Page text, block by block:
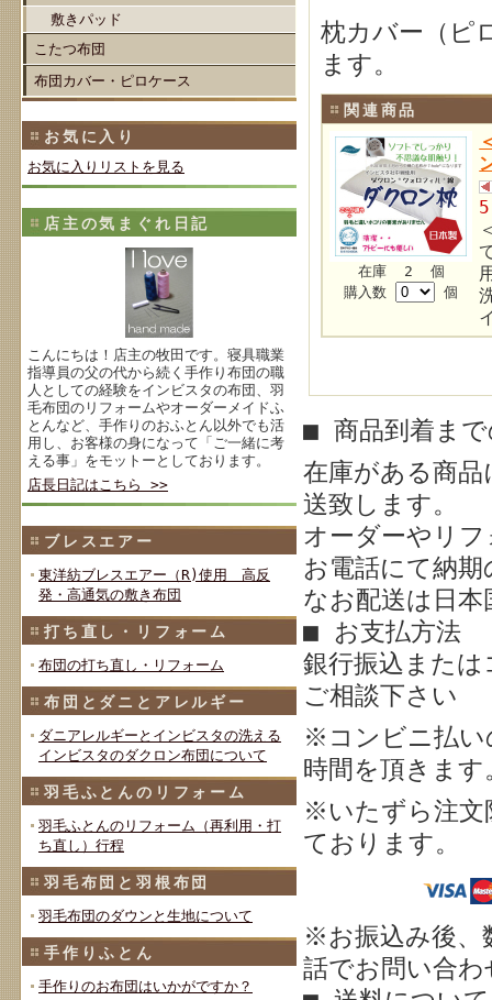
敷きパッド
こたつ布団
布団カバー・ピロケース
お気に入り
お気に入りリストを見る
店主の気まぐれ日記
こんにちは！店主の牧田です。寝具職業
指導員の父の代から続く手作り布団の職
人としての経験をインビスタの布団、羽
毛布団のリフォームやオーダーメイドふ
とんなど、手作りのおふとん以外でも活
用し、お客様の身になって「ご一緒に考
える事」をモットーとしております。
店長日記はこちら >>
ブレスエアー
東洋紡ブレスエアー（R)使用 高反
発・高通気の敷き布団
打ち直し・リフォーム
布団の打ち直し・リフォーム
布団とダニとアレルギー
ダニアレルギーとインビスタの洗える
インビスタのダクロン布団について
羽毛ふとんのリフォーム
羽毛ふとんのリフォーム（再利用・打
ち直し）行程
羽毛布団と羽根布団
羽毛布団のダウンと生地について
手作りふとん
手作りのお布団はいかがですか？
枕カバー（ピ
ます。
関連商品
在庫 2 個
購入数
個
■ 商品到着ま
在庫がある商
送致します。
オーダーやリ
お電話にて納
なお配送は日
■ お支払方法
銀行振込また
ご相談下さい
※ コンビニ払
時間を頂きます
※いたずら注文
ております。
※お振込み後、
話でお問い合